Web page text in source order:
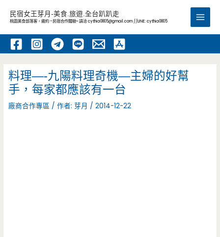
內
民宿女王芽月-美食.旅遊.全台趴趴走
桃園美食部落客，邀約 -民宿合作體驗~ 請洽cythia0805@gmail.com //LINE: cythia0805
Main
料理—-九陽料理奇機—主婦的好幫
手，每家都應該有一台
廠商合作專區 / 作者:芽月 /2014-12-22